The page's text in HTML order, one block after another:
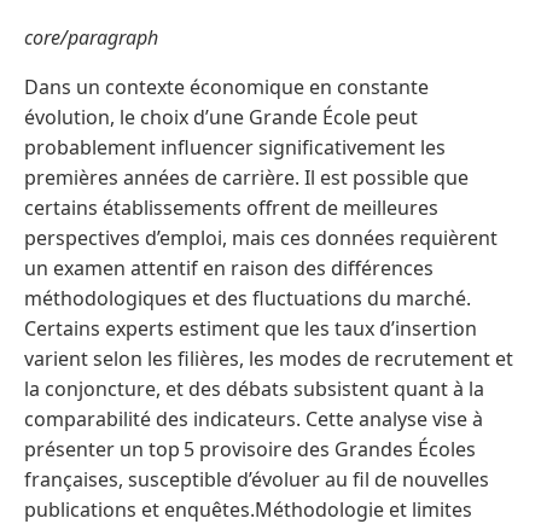
core/paragraph
Dans un contexte économique en constante
évolution, le choix d’une Grande École peut
probablement influencer significativement les
premières années de carrière. Il est possible que
certains établissements offrent de meilleures
perspectives d’emploi, mais ces données requièrent
un examen attentif en raison des différences
méthodologiques et des fluctuations du marché.
Certains experts estiment que les taux d’insertion
varient selon les filières, les modes de recrutement et
la conjoncture, et des débats subsistent quant à la
comparabilité des indicateurs. Cette analyse vise à
présenter un top 5 provisoire des Grandes Écoles
françaises, susceptible d’évoluer au fil de nouvelles
publications et enquêtes.Méthodologie et limites